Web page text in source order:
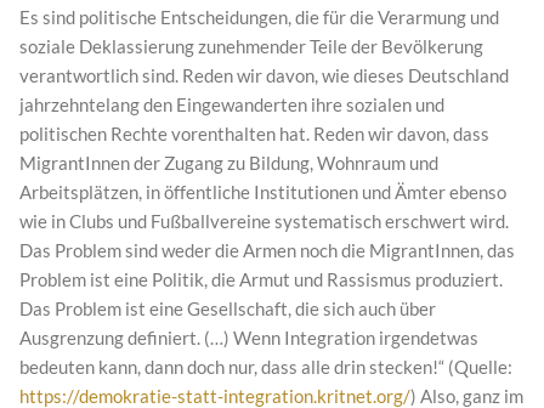
Es sind politische Entscheidungen, die für die Verarmung und
soziale Deklassierung zunehmender Teile der Bevölkerung
verantwortlich sind. Reden wir davon, wie dieses Deutschland
jahrzehntelang den Eingewanderten ihre sozialen und
politischen Rechte vorenthalten hat. Reden wir davon, dass
MigrantInnen der Zugang zu Bildung, Wohnraum und
Arbeitsplätzen, in öffentliche Institutionen und Ämter ebenso
wie in Clubs und Fußballvereine systematisch erschwert wird.
Das Problem sind weder die Armen noch die MigrantInnen, das
Problem ist eine Politik, die Armut und Rassismus produziert.
Das Problem ist eine Gesellschaft, die sich auch über
Ausgrenzung definiert. (…) Wenn Integration irgendetwas
bedeuten kann, dann doch nur, dass alle drin stecken!“ (Quelle:
https://demokratie-statt-integration.kritnet.org/) Also, ganz im